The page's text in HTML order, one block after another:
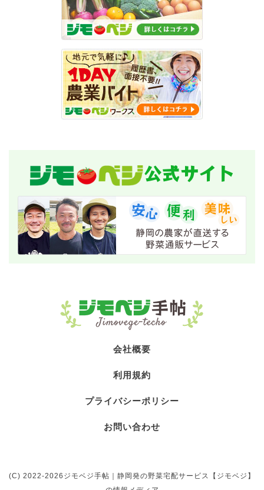
公式サイト
会社概要
利用規約
プライバシーポリシー
お問い合わせ
(C) 2022-2026ジモベジ手帖｜静岡発の野菜宅配サービス【ジモベジ】